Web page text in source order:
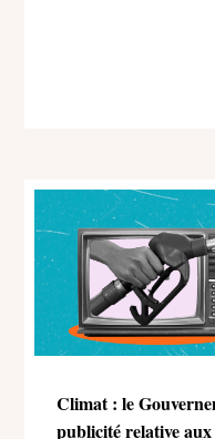
Climat : le
publicité relative aux